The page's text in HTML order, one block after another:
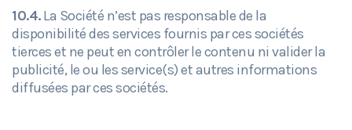
10.4.La Société n’est pas responsable de la
disponibilité des services fournis par ces sociétés
tierces et ne peut en contrôler le contenu ni valider la
publicité, le ou les service(s) et autres informations
diffusées par ces sociétés.